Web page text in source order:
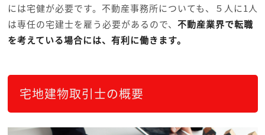
には宅健が必要です。不動産事務所についても、５人に1人
は専任の宅建士を雇う必要があるので、 不動産業界で転職
を考えている場合には、有利に働きます。
宅地建物取引士の概要